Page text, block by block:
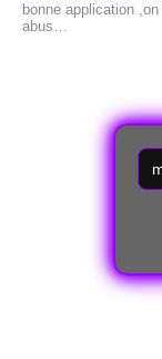
bonne application
abus…
R
e
c